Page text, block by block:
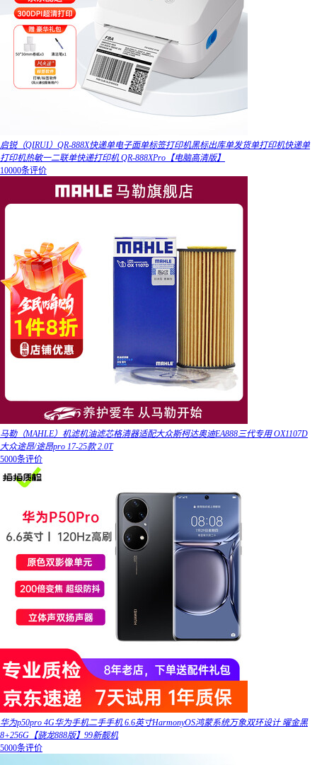
启锐（QIRUI）QR-888X快递单电子面单标签打印机黑标出库单发货单打印机快递单
打印机热敏一二联单快递打印机 QR-888XPro【电脑高清版】
10000条评价
马勒（MAHLE）机滤机油滤芯格清器适配大众斯柯达奥迪EA888三代专用 OX1107D
大众途昂/途昂pro 17-25款 2.0T
5000条评价
华为p50pro 4G华为手机二手手机 6.6英寸HarmonyOS鸿蒙系统万象双环设计 曜金黑
8+256G【骁龙888版】99新靓机
5000条评价